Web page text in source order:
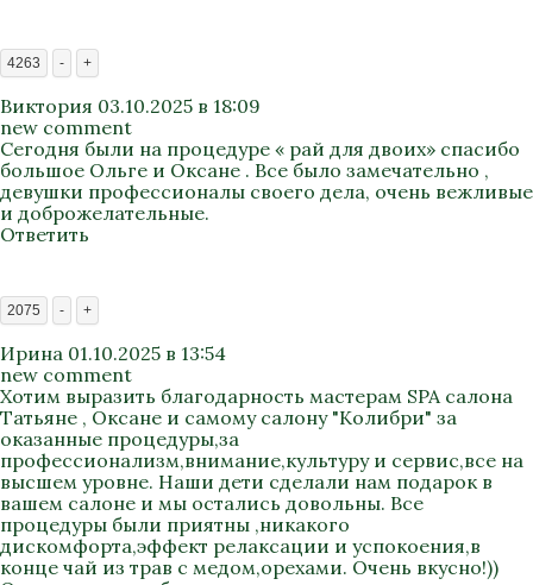
4263 - +
Виктория 03.10.2025 в 18:09
new comment
Сегодня были на процедуре « рай для двоих» спасибо
большое Ольге и Оксане . Все было замечательно ,
девушки профессионалы своего дела, очень вежливые
и доброжелательные.
Ответить
2075 - +
Ирина 01.10.2025 в 13:54
new comment
Хотим выразить благодарность мастерам SPA салона
Татьяне , Оксане и самому салону "Колибри" за
оказанные процедуры,за
профессионализм,внимание,культуру и сервис,все на
высшем уровне. Наши дети сделали нам подарок в
вашем салоне и мы остались довольны. Все
процедуры были приятны ,никакого
дискомфорта,эффект релаксации и успокоения,в
конце чай из трав с медом,орехами. Очень вкусно!))